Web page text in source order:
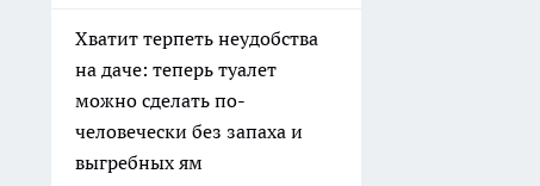
Хватит терпеть неудобства
на даче: теперь туалет
можно сделать по-
человечески без запаха и
выгребных ям